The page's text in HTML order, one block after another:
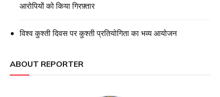
आरोपियों को किया गिरफ़्तार
विश्व कुश्ती दिवस पर कुश्ती प्रतियोगिता का भव्य आयोजन
ABOUT REPORTER